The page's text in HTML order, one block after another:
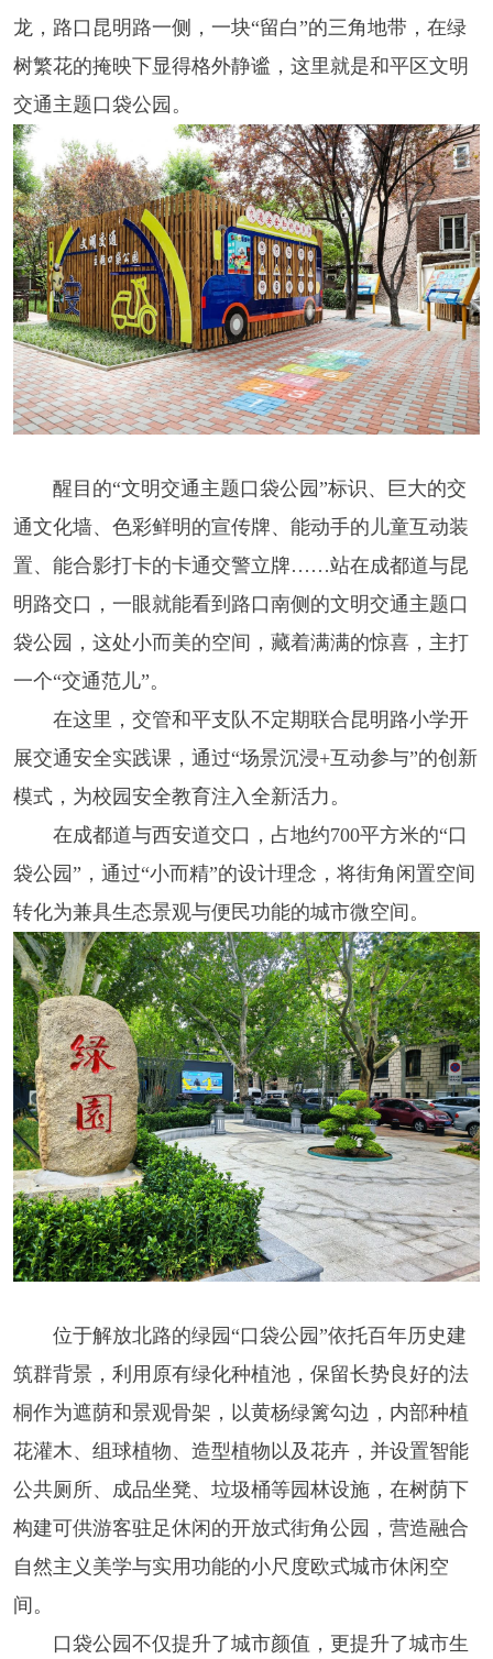
龙，路口昆明路一侧，一块“留白”的三角地带，在绿
树繁花的掩映下显得格外静谧，这里就是和平区文明
交通主题口袋公园。
醒目的“文明交通主题口袋公园”标识、巨大的交
通文化墙、色彩鲜明的宣传牌、能动手的儿童互动装
置、能合影打卡的卡通交警立牌……站在成都道与昆
明路交口，一眼就能看到路口南侧的文明交通主题口
袋公园，这处小而美的空间，藏着满满的惊喜，主打
一个“交通范儿”。
在这里，交管和平支队不定期联合昆明路小学开
展交通安全实践课，通过“场景沉浸+互动参与”的创新
模式，为校园安全教育注入全新活力。
在成都道与西安道交口，占地约700平方米的“口
袋公园”，通过“小而精”的设计理念，将街角闲置空间
转化为兼具生态景观与便民功能的城市微空间。
位于解放北路的绿园“口袋公园”依托百年历史建
筑群背景，利用原有绿化种植池，保留长势良好的法
桐作为遮荫和景观骨架，以黄杨绿篱勾边，内部种植
花灌木、组球植物、造型植物以及花卉，并设置智能
公共厕所、成品坐凳、垃圾桶等园林设施，在树荫下
构建可供游客驻足休闲的开放式街角公园，营造融合
自然主义美学与实用功能的小尺度欧式城市休闲空
间。
口袋公园不仅提升了城市颜值，更提升了城市生